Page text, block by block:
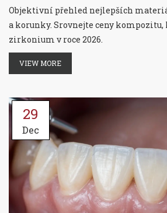
Objektivní přehled nejlepších
a korunky. Srovnejte ceny
zirkonium v roce 2026.
VIEW MORE
29
Dec